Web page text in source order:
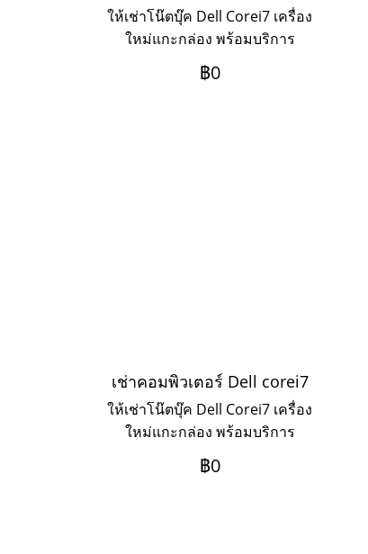
ให้เช่าโน๊ตบุ๊ค Dell Corei7 เครื่อง
ใหม่แกะกล่อง พร้อมบริการ
Onsite Service ระยะเช่า 3ปี
ชำระเป็นรายเดือน หากต้องการ
฿0
เช่าคอมพิวเตอร์ Dell corei7
ให้เช่าโน๊ตบุ๊ค Dell Corei7 เครื่อง
ใหม่แกะกล่อง พร้อมบริการ
Onsite Service ระยะเช่า 3ปี
ชำระเป็นรายเดือน หากต้องการ
฿0